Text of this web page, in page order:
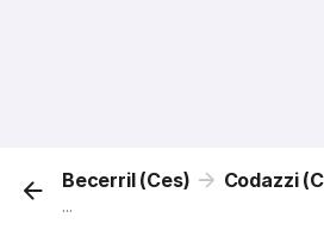
Becerril (Ces) Codazzi
...